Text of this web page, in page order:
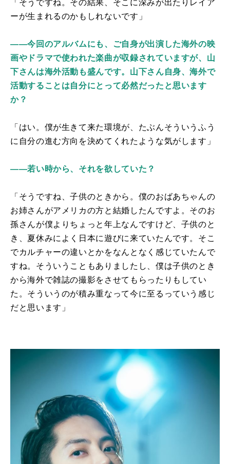
「そうですね。その結果、そこに深みが出たりレイア
ーが生まれるのかもしれないです」
――今回のアルバムにも、ご自身が出演した海外の映
画やドラマで使われた楽曲が収録されていますが、山
下さんは海外活動も盛んです。山下さん自身、海外で
活動することは自分にとって必然だったと思います
か？
「はい。僕が生きて来た環境が、たぶんそういうふう
に自分の進む方向を決めてくれたような気がします」
――若い時から、それを欲していた？
「そうですね、子供のときから。僕のおばあちゃんの
お姉さんがアメリカの方と結婚したんですよ。そのお
孫さんが僕よりちょっと年上なんですけど、子供のと
き、夏休みによく日本に遊びに来ていたんです。そこ
でカルチャーの違いとかをなんとなく感じていたんで
すね。そういうこともありましたし、僕は子供のとき
から海外で雑誌の撮影をさせてもらったりもしてい
た。そういうのが積み重なって今に至るっていう感じ
だと思います」